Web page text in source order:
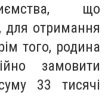
що
для отримання
того, родина
замовити
33 тисячі